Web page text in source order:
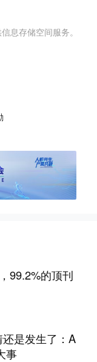
息存储空间服务。
99.2%的顶刊
是发生了：A
事